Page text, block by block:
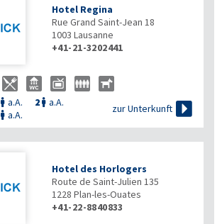
Hotel Regina
Rue Grand Saint-Jean 18
1003 Lausanne
+41-21-3202441
 a.A. 2  a.A.
 a.A.
zur Unterkunft 
Hotel des Horlogers
Route de Saint-Julien 135
1228 Plan-les-Ouates
+41-22-8840833